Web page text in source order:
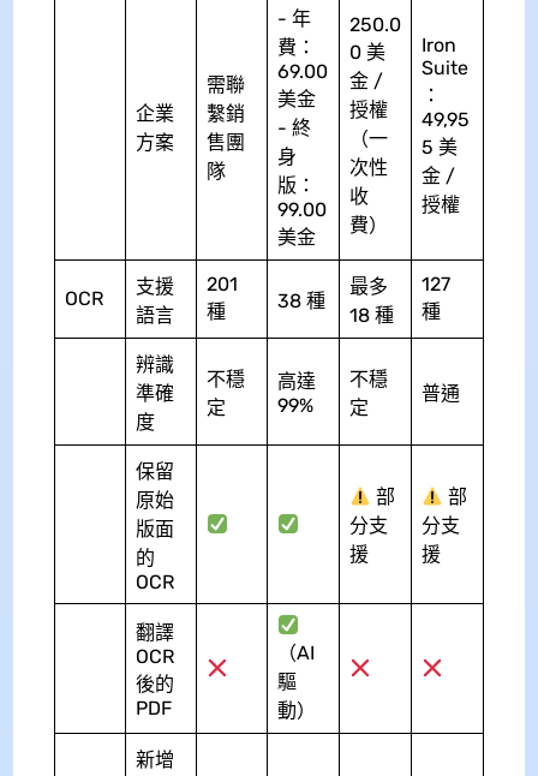
企業
方案
需聯
繫銷
售團
隊
- 年
費：
69.00
美金
- 終
身
版：
99.00
美金
250.0
0 美
金 /
授權
（一
次性
收
費）
Iron
Suite
：
49,95
5 美
金 /
授權
OCR
支援
語言
201
種
38 種
最多
18 種
127
種
辨識
準確
度
不穩
定
高達
99%
不穩
定
普通
保留
原始
版面
的
OCR
部
分支
援
部
分支
援
翻譯
OCR
後的
PDF
（AI
驅
動）
新增